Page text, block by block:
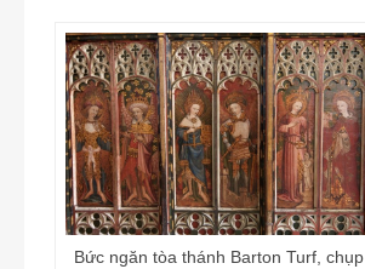
Bức ngăn tòa thánh Barton Turf, chụp